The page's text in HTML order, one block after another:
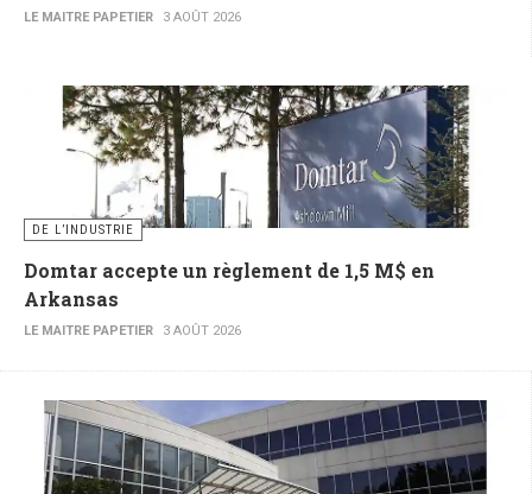
LE MAITRE PAPETIER 3 AOÛT 2026
DE L’INDUSTRIE
Domtar accepte un règlement de 1,5 M$ en
Arkansas
LE MAITRE PAPETIER 3 AOÛT 2026